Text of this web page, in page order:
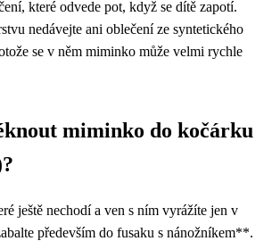
které odvede pot, když se dítě zapotí.
nedávejte ani oblečení ze syntetického
se v něm miminko může velmi rychle
miminko do kočárku
ještě nechodí a ven s ním vyrážíte jen v
především do fusaku s nánožníkem**.